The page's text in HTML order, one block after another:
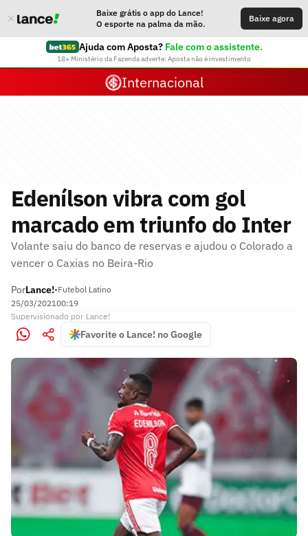
Baixe grátis o app do Lance!
O esporte na palma da mão.
Baixe agora
Ajuda com Aposta? Fale com o assistente.
18+ Ministério da Fazenda adverte: Aposta não é investimento
Internacional
Edenílson vibra com gol
marcado em triunfo do Inter
Volante saiu do banco de reservas e ajudou o Colorado a
vencer o Caxias no Beira-Rio
PorLance!•Futebol Latino
25/03/202100:19
Supervisionado por Lance!
Favorite o Lance! no Google